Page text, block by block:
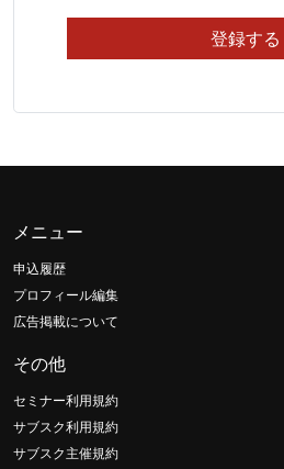
メニュー
申込履歴
プロフィール編集
広告掲載について
その他
セミナー利用規約
サブスク利用規約
サブスク主催規約